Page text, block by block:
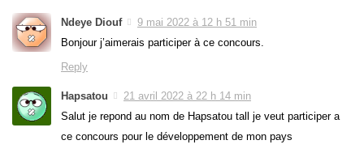
Ndeye Diouf
9 mai 2022 à 12 h 51 min
Bonjour j’aimerais participer à ce concours.
Reply
Hapsatou
21 avril 2022 à 22 h 14 min
Salut je repond au nom de Hapsatou tall je veut participer a
ce concours pour le développement de mon pays